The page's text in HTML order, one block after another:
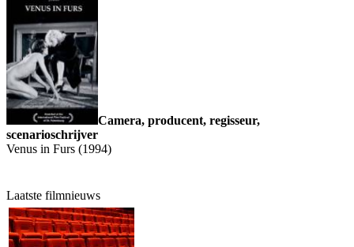
Camera, producent, regisseur,
scenarioschrijver
Venus in Furs (1994)
Laatste filmnieuws